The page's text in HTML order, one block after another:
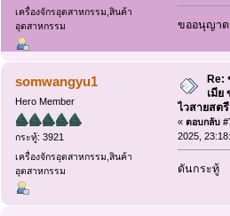
เครื่องจักรอุตสาหกรรม,สินค้า
อุตสาหกรรม
ขออนุญาต
somwangyu1
Hero Member
กระทู้: 3921
เครื่องจักรอุตสาหกรรม,สินค้า
อุตสาหกรรม
Re:
เมีย
ไวสายสต
«ตอบกลับ
2025,
ดันกระทู้